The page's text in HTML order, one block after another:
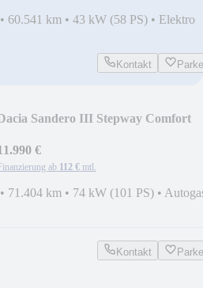
• 60.541 km • 43 kW (58 PS) • Elektro
Kontakt
Sandero III Stepway Comfort
€
ab 112 € mtl.
• 71.404 km • 74 kW (101 PS) •
Kontakt